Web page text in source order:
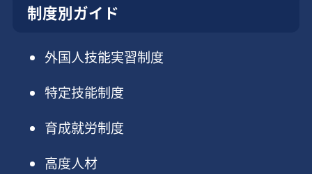
制度別ガイド
外国人技能実習制度
特定技能制度
育成就労制度
高度人材